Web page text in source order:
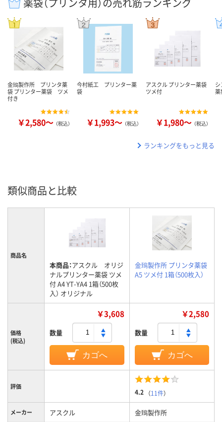
金鵄製作所 プリンタ薬
袋 プリンター薬袋 ツメ
付き
￥2,580～ （税込）
今村紙工 プリンター薬
袋
￥1,993～ （税込）
アスクル プリンター薬袋
ツメ付
￥1,980～ （税込）
薬
ランキングをもっと見る
類似商品と比較
商品名
本商品：アスクル オリジ
ナルプリンター薬袋 ツメ
付 A4 YT-YA4 1箱（500枚
入） オリジナル
金鵄製作所 プリンタ薬袋
A5 ツメ付 1箱（500枚入）
価格
(税込)
￥3,608
数量
カゴへ
￥2,580
数量
カゴへ
評価
4.2 （11件）
メーカー アスクル 金鵄製作所